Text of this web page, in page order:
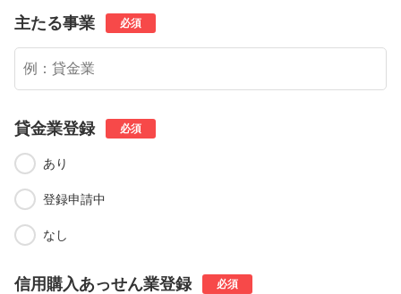
主たる事業 必須
貸金業登録 必須
あり
登録申請中
なし
信用購入あっせん業登録 必須